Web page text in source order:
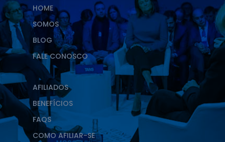
HOME
SOMOS
BLOG
FALE CONOSCO
AFILIADOS
BENEFÍCIOS
FAQS
COMO AFILIAR-SE